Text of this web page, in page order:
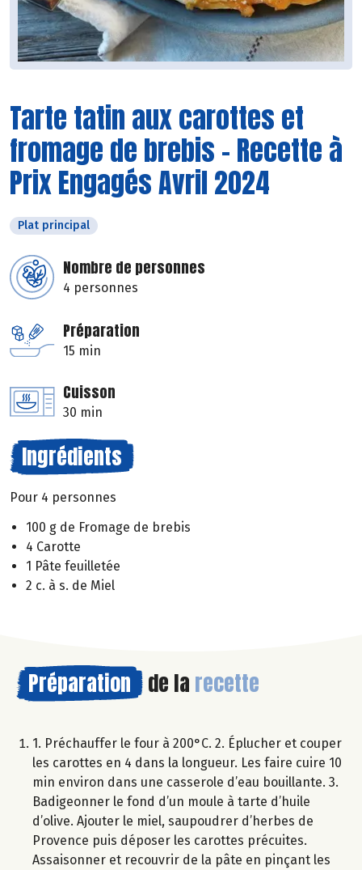
Tarte tatin aux carottes et
fromage de brebis - Recette à
Prix Engagés Avril 2024
Plat principal
Nombre de personnes
4 personnes
Préparation
15 min
Cuisson
30 min
Ingrédients
Pour 4 personnes
100 g de Fromage de brebis
4 Carotte
1 Pâte feuilletée
2 c. à s. de Miel
Préparation de la recette
1. Préchauffer le four à 200°C. 2. Éplucher et couper
les carottes en 4 dans la longueur. Les faire cuire 10
min environ dans une casserole d’eau bouillante. 3.
Badigeonner le fond d’un moule à tarte d’huile
d’olive. Ajouter le miel, saupoudrer d’herbes de
Provence puis déposer les carottes précuites.
Assaisonner et recouvrir de la pâte en pinçant les